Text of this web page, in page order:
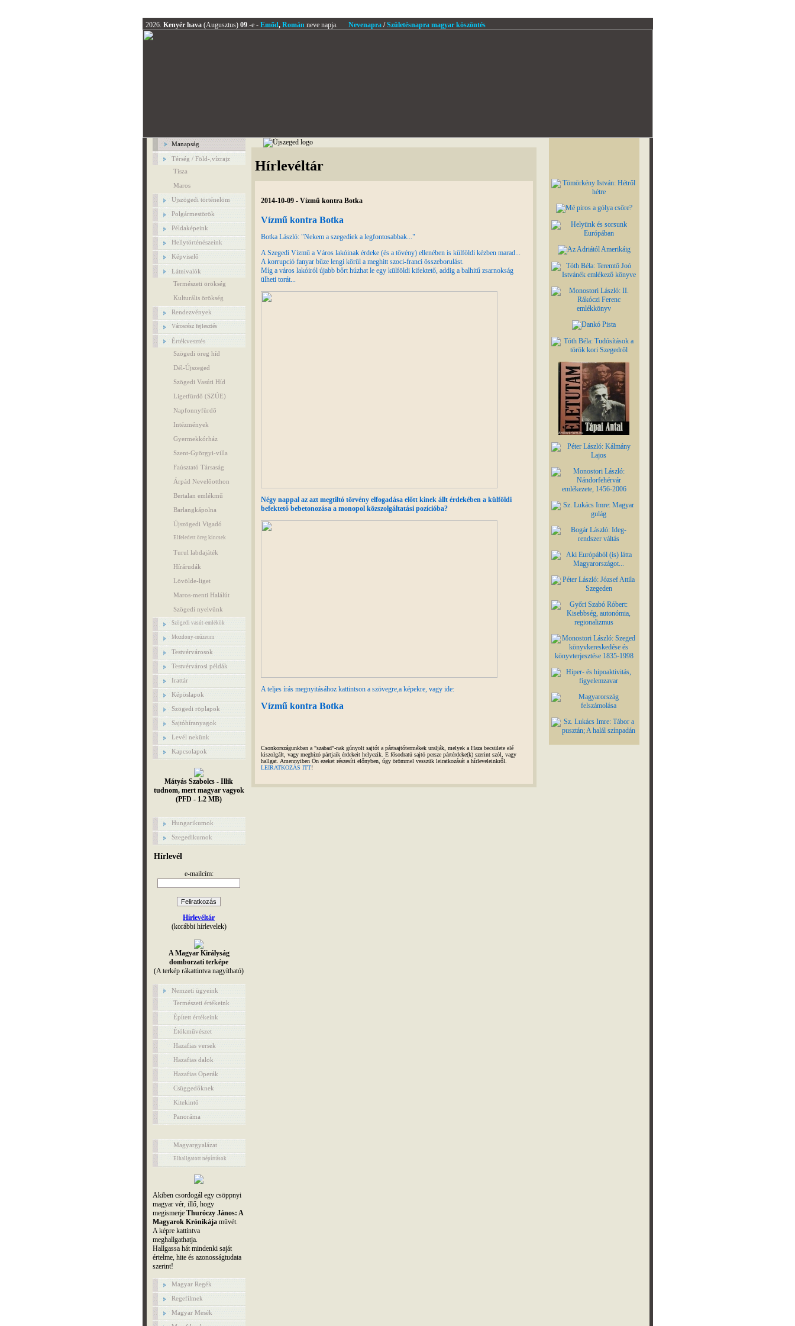
2026. Kenyér hava (Augusztus) 09.-e - Emőd, Románneve napja. Nevenapra/Születésnapra magyar köszöntés
Manapság
Térség / Föld-,vízrajz
Tisza
Maros
Ujszögedi történelöm
Polgármestörök
Példaképeink
Hellytörténészeink
Képviselő
Látnivalók
Természeti örökség
Kulturális örökség
Rendezvények
Városrész fejlesztés
Értékvesztés
Szögedi öreg híd
Dél-Újszeged
Szögedi Vasúti Híd
Ligetfürdő (SZÚE)
Napfonnyfürdő
Intézmények
Gyermekkórház
Szent-Györgyi-villa
Faúsztató Társaság
Árpád Nevelőotthon
Bertalan emlékmű
Barlangkápolna
Újszögedi Vigadó
Elfeledett öreg kincsek
Turul labdajáték
Hírárudák
Lövölde-liget
Maros-menti Halálút
Szögedi nyelvünk
Szögedi vasút-emlékök
Mozdony-múzeum
Testvérvárosok
Testvérvárosi példák
Irattár
Képöslapok
Szögedi röplapok
Sajtóhíranyagok
Levél nekünk
Kapcsolapok
Mátyás Szabolcs - Illik
tudnom, mert magyar vagyok
(PFD - 1.2 MB)
Hungarikumok
Szegedikumok
Hírlevél
e-mailcím:
Hírlevéltár
(korábbi hírlevelek)
A Magyar Királyság
domborzati terképe
(A terkép rákattintva nagyítható)
Nemzeti ügyeink
Természeti értékeink
Épített értékeink
Étökművészet
Hazafias versek
Hazafias dalok
Hazafias Operák
Csüggedőknek
Kitekintő
Panoráma
Magyargyalázat
Elhallgatott népírtások
Akiben csordogál egy csöppnyi
magyar vér, illő, hogy
megismerje Thuróczy János: A
Magyarok Krónikájaművét.
A képre kattintva
meghallgathatja.
Hallgassa hát mindenki saját
értelme, hite és azonosságtudata
szerint!
Magyar Regék
Regefilmek
Magyar Mesék
Hírlevéltár
2014-10-09 - Vízmű kontra Botka
Vízmű kontra Botka
Botka László: "Nekem a szegediek a legfontosabbak..."
A Szegedi Vízmű a Város lakóinak érdeke (és a tövény) ellenében is külföldi kézben marad...
A korrupció fanyar bűze lengi körül a meghitt szoci-franci összeborulást.
Míg a város lakóiról újabb bőrt húzhat le egy külföldi kifektető, addig a balhitű zsarnokság
ülheti torát...
Négy nappal az azt megtiltó törvény elfogadása előtt kinek állt érdekében a külföldi
befektető bebetonozása a monopol közszolgáltatási pozícióba?
A teljes írás megnyitásához kattintson a szövegre,a képekre, vagy ide:
Vízmű kontra Botka
Csonkországunkban a "szabad"-nak gúnyolt sajtót a pártsajtótermékek uralják, melyek a Haza becsülete elé
kiszolgált, vagy megbízó pártjaik érdekeit helyezik. E fősodratú sajtó persze pártérdeke(k) szerint szól, vagy
hallgat. Amennyiben Ön ezeket részesíti előnyben, úgy örömmel vesszük leiratkozását a hírleveleinkről.
LEIRATKOZÁS ITT!